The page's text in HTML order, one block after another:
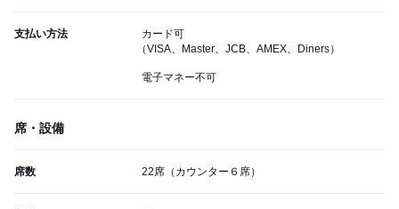
支払い方法
カード可
（VISA、Master、JCB、AMEX、Diners）
電子マネー不可
席・設備
席数 22席（カウンター６席）